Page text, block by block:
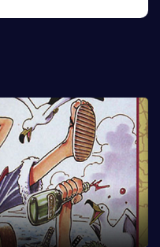
Tập 66